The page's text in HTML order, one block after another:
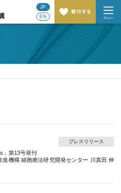
JP
EN
プレスリリース
第13号発刊
機構 細胞療法研究開発センター 川真田 伸